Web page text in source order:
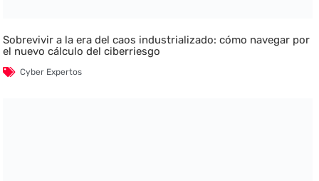
Sobrevivir a la era del caos industrializado: cómo navegar por
el nuevo cálculo del ciberriesgo
Cyber Expertos